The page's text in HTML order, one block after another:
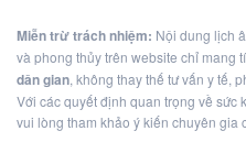
Miễn trừ trách nhiệm: Nội dung lịch
và phong thủy trên website chỉ mang
dân gian, không thay thế tư vấn y tế,
Với các quyết định quan trọng về sức
vui lòng tham khảo ý kiến chuyên gia